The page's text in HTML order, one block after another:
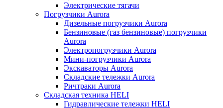
Электрические тягачи
Погрузчики Aurora
Дизельные погрузчики Aurora
Бензиновые (газ бензиновые) погрузчики
Aurora
Электропогрузчики Aurora
Мини-погрузчики Aurora
Экскаваторы Aurora
Складские тележки Aurora
Ричтраки Aurora
Складская техника HELI
Гидравлические тележки HELI